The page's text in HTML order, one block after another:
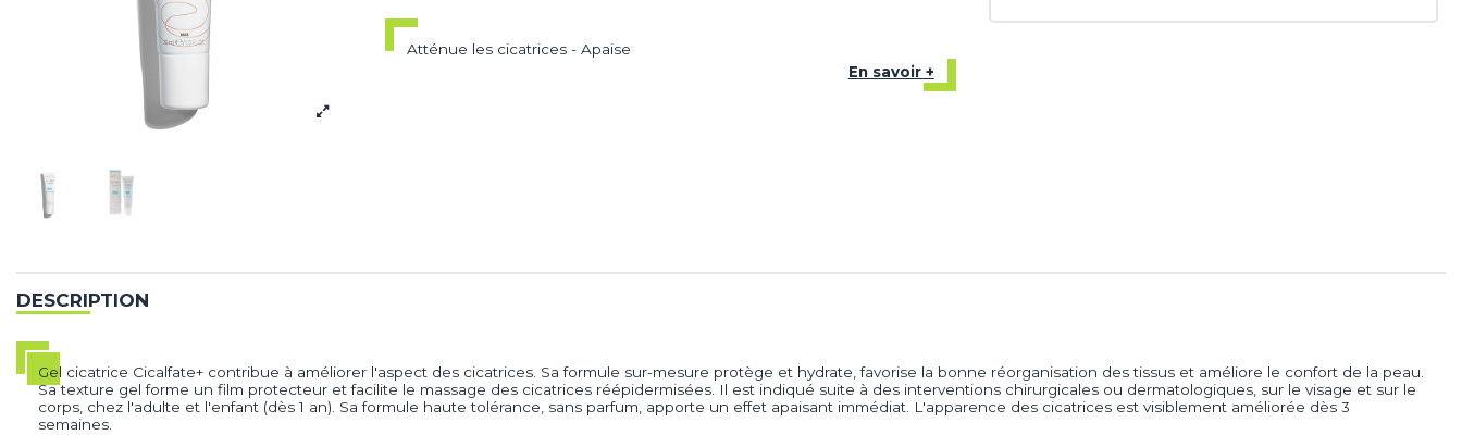
Atténue les cicatrices - Apaise
En savoir +
DESCRIPTION
Gel cicatrice Cicalfate+ contribue à améliorer l'aspect des cicatrices. Sa formule sur-mesure protège et hydrate, favorise la bonne réorganisation des tissus et améliore le confort de la peau.
Sa texture gel forme un film protecteur et facilite le massage des cicatrices réépidermisées. Il est indiqué suite à des interventions chirurgicales ou dermatologiques, sur le visage et sur le
corps, chez l'adulte et l'enfant (dès 1 an). Sa formule haute tolérance, sans parfum, apporte un effet apaisant immédiat. L'apparence des cicatrices est visiblement améliorée dès 3
semaines.